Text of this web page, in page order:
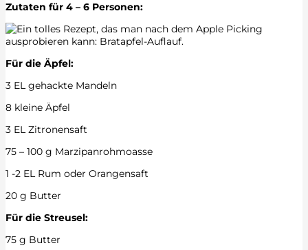
Zutaten für 4 – 6 Personen:
Für die Äpfel:
3 EL gehackte Mandeln
8 kleine Äpfel
3 EL Zitronensaft
75 – 100 g Marzipanrohmoasse
1 -2 EL Rum oder Orangensaft
20 g Butter
Für die Streusel:
75 g Butter